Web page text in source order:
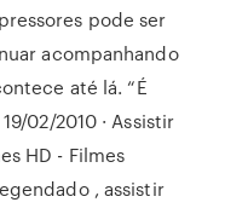
pode ser
acompanhando
até lá. “É
02/2010 · Assistir
HD - Filmes
, assistir